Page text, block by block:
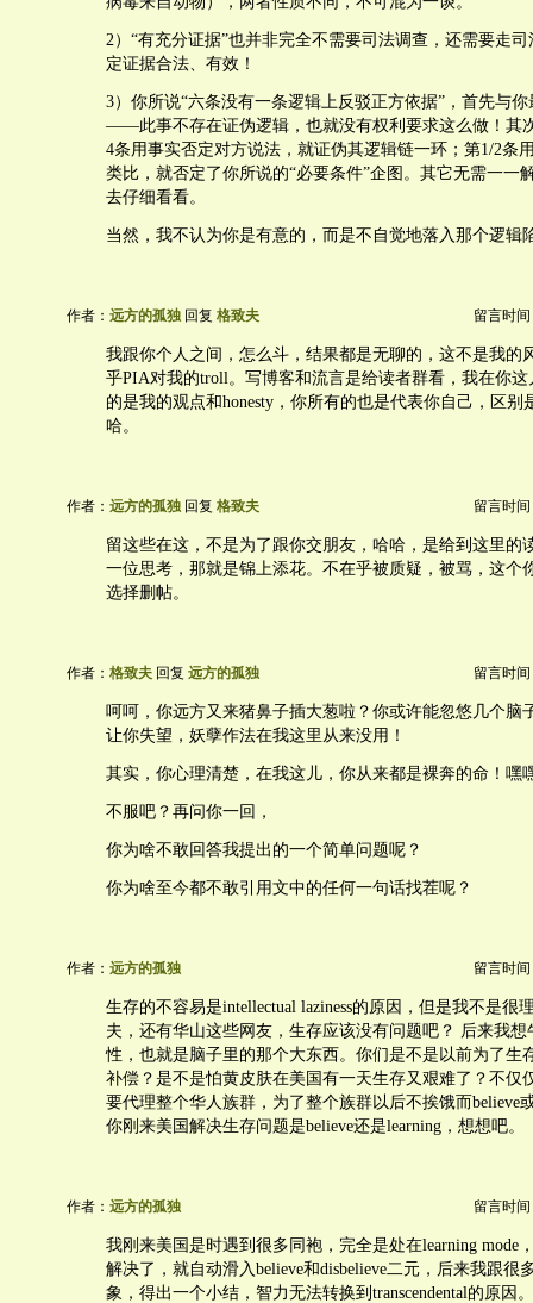
2）“有充分证据”也并非完全不需要司法调查，还需要走
定证据合法、有效！
3）你所说“六条没有一条逻辑上反驳正方依据”，首先与
——此事不存在证伪逻辑，也就没有权利要求这么做！其
4条用事实否定对方说法，就证伪其逻辑链一环；第1/2条
类比，就否定了你所说的“必要条件”企图。其它无需一一
去仔细看看。
当然，我不认为你是有意的，而是不自觉地落入那个逻辑
作者： 远方的孤独 回复 格致夫 留言时间
我跟你个人之间，怎么斗，结果都是无聊的，这不是我的
乎PIA对我的troll。写博客和流言是给读者群看，我在你
的是我的观点和honesty，你所有的也是代表你自己，区别
哈。
作者： 远方的孤独 回复 格致夫 留言时间
留这些在这，不是为了跟你交朋友，哈哈，是给到这里的
一位思考，那就是锦上添花。不在乎被质疑，被骂，这个
选择删帖。
作者： 格致夫 回复 远方的孤独 留言时间
呵呵，你远方又来猪鼻子插大葱啦？你或许能忽悠几个脑
让你失望，妖孽作法在我这里从来没用！
其实，你心理清楚，在我这儿，你从来都是裸奔的命！嘿
不服吧？再问你一回，
你为啥不敢回答我提出的一个简单问题呢？
你为啥至今都不敢引用文中的任何一句话找茬呢？
作者： 远方的孤独 留言时间
生存的不容易是intellectual laziness的原因，但是我不是很
夫，还有华山这些网友，生存应该没有问题吧？ 后来我
性，也就是脑子里的那个大东西。你们是不是以前为了生
补偿？是不是怕黄皮肤在美国有一天生存又艰难了？不仅
要代理整个华人族群，为了整个族群以后不挨饿而believe
你刚来美国解决生存问题是believe还是learning，想想吧。
作者： 远方的孤独 留言时间
我刚来美国是时遇到很多同袍，完全是处在learning mode
解决了，就自动滑入believe和disbelieve二元，后来我跟很
象，得出一个小结，智力无法转换到transcendental的原因